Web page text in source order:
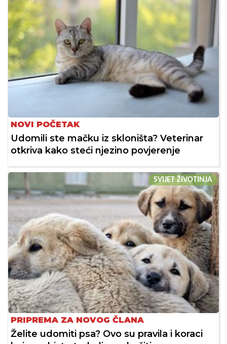
NOVI POČETAK
Udomili ste mačku iz skloništa? Veterinar
otkriva kako steći njezino povjerenje
SVIJET ŽIVOTINJA
PRIPREMA ZA NOVOG ČLANA
Želite udomiti psa? Ovo su pravila i koraci